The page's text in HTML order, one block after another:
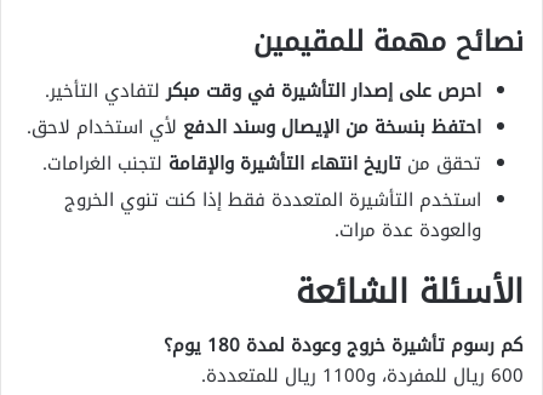
نصائح مهمة للمقيمين
احرص على إصدار التأشيرة في وقت مبكرلتفادي التأخير.
احتفظ بنسخة من الإيصال وسند الدفع لأي استخدام لاحق.
تحقق من تاريخ انتهاء التأشيرة والإقامة لتجنب الغرامات.
استخدم التأشيرة المتعددة فقط إذا كنت تنوي الخروج
والعودة عدة مرات.
الأسئلة الشائعة
كم رسوم تأشيرة خروج وعودة لمدة 180 يوم؟
600 ريال للمفردة، و1100 ريال للمتعددة.